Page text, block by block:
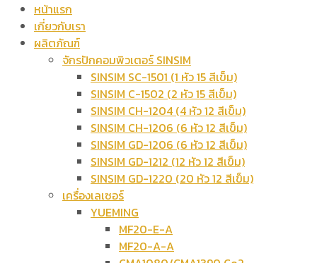
หน้าแรก
เกี่ยวกับเรา
ผลิตภัณฑ์
จักรปักคอมพิวเตอร์ SINSIM
SINSIM SC-1501 (1 หัว 15 สีเข็ม)
SINSIM C-1502 (2 หัว 15 สีเข็ม)
SINSIM CH-1204 (4 หัว 12 สีเข็ม)
SINSIM CH-1206 (6 หัว 12 สีเข็ม)
SINSIM GD-1206 (6 หัว 12 สีเข็ม)
SINSIM GD-1212 (12 หัว 12 สีเข็ม)
SINSIM GD-1220 (20 หัว 12 สีเข็ม)
เครื่องเลเซอร์
YUEMING
MF20-E-A
MF20-A-A